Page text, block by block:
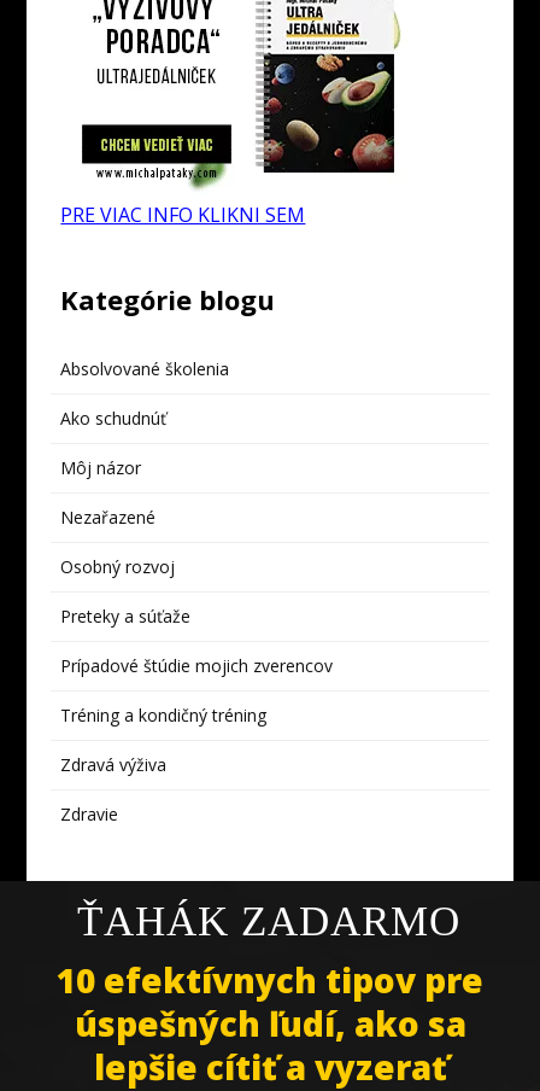
PRE VIAC INFO KLIKNI SEM
Kategórie blogu
Absolvované školenia
Ako schudnúť
Môj názor
Nezařazené
Osobný rozvoj
Preteky a súťaže
Prípadové štúdie mojich zverencov
Tréning a kondičný tréning
Zdravá výživa
Zdravie
ŤAHÁK ZADARMO
10 efektívnych tipov pre
úspešných ľudí, ako sa
lepšie cítiť a vyzerať